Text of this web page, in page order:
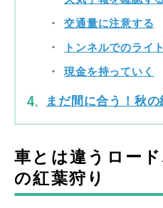
交通量に注意する
トンネルでのライ
現金を持っていく
まだ間に合う！秋
車とは違うロー
の紅葉狩り